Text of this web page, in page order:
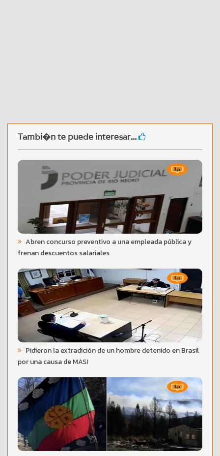
Tambi�n te puede interesar...
Abren concurso preventivo a una empleada pública y
frenan descuentos salariales
Pidieron la extradición de un hombre detenido en Brasil
por una causa de MASI